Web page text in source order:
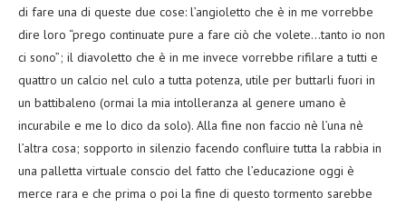
di fare una di queste due cose: l’angioletto che è in me vorrebbe
dire loro “prego continuate pure a fare ciò che volete…tanto io non
ci sono”; il diavoletto che è in me invece vorrebbe rifilare a tutti e
quattro un calcio nel culo a tutta potenza, utile per buttarli fuori in
un battibaleno (ormai la mia intolleranza al genere umano è
incurabile e me lo dico da solo). Alla fine non faccio nè l’una nè
l’altra cosa; sopporto in silenzio facendo confluire tutta la rabbia in
una palletta virtuale conscio del fatto che l’educazione oggi è
merce rara e che prima o poi la fine di questo tormento sarebbe